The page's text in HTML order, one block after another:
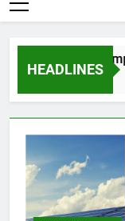
HEADLINES
Comprendre
6 Jours Ago